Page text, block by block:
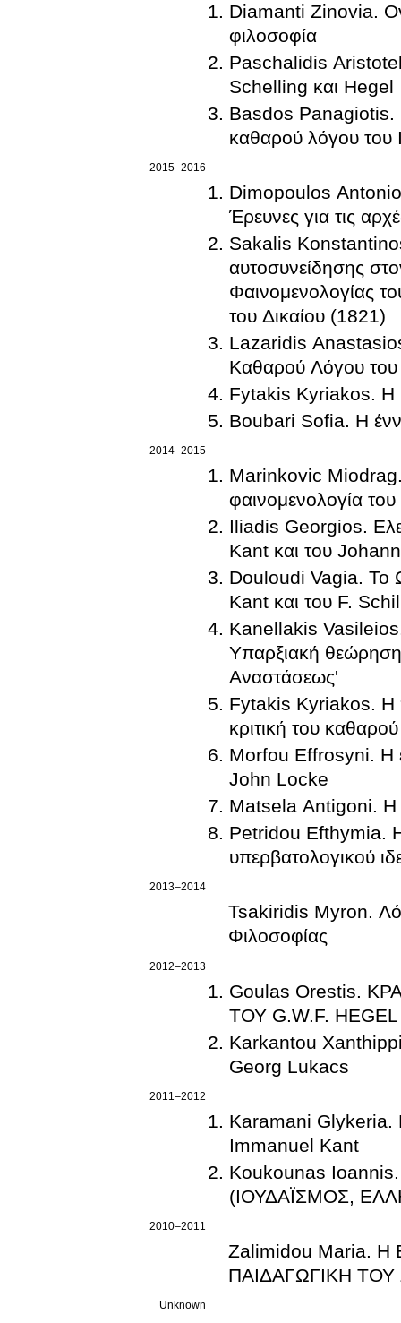
Diamanti Zinovia.
φιλοσοφία
Paschalidis
Schelling και Hegel
Basdos Panagiotis.
καθαρού λόγου του
2015–2016
Dimopoulos
Έρευνες για τις
Sakalis
αυτοσυνείδησης
Φαινομενολογίας
του Δικαίου (1821)
Lazaridis
Καθαρού Λόγου
Fytakis Kyriakos. Η
Boubari Sofia. Η
2014–2015
Marinkovic Miodrag.
φαινομενολογία
Iliadis Georgios.
Kant και του
Douloudi Vagia. Το
Kant και του F.
Kanellakis
Υπαρξιακή
Αναστάσεως'
Fytakis Kyriakos. Η
κριτική του
Morfou Effrosyni. Η
John Locke
Matsela Antigoni. Η
Petridou Efthymia. Η
υπερβατολογικού
2013–2014
Tsakiridis Myron.
Φιλοσοφίας
2012–2013
Goulas Orestis.
ΤΟΥ G.W.F. HEGEL
Karkantou
Georg Lukacs
2011–2012
Karamani Glykeria.
Immanuel Kant
Koukounas
(ΙΟΥΔΑΪΣΜΟΣ,
2010–2011
Zalimidou Maria.
ΠΑΙΔΑΓΩΓΙΚΗ
Unknown